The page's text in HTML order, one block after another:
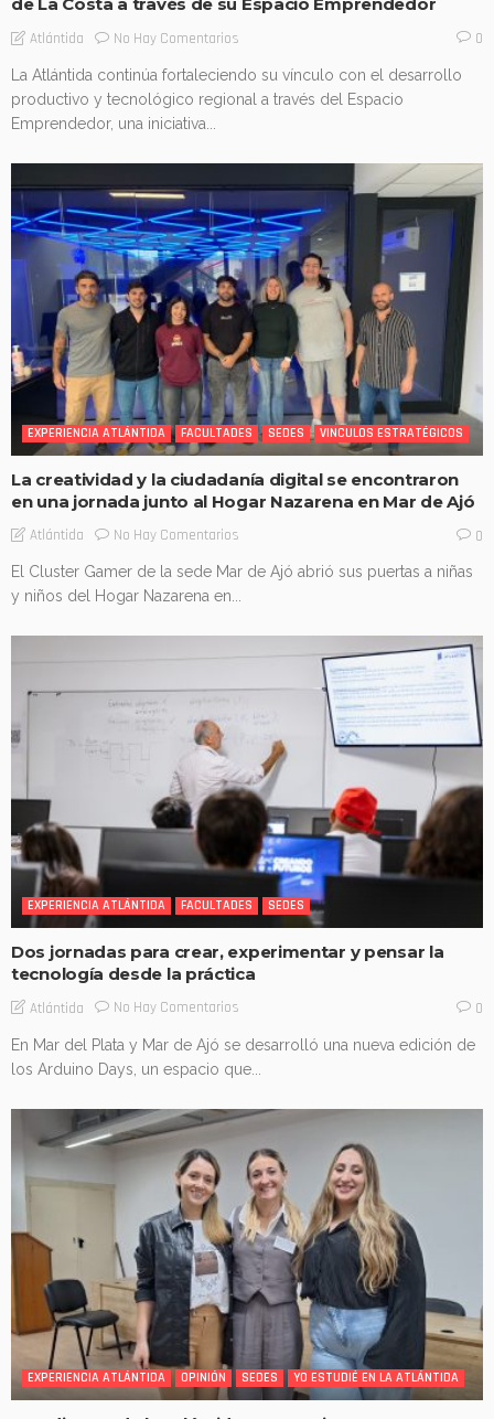
de La Costa a través de su Espacio Emprendedor
Atlántida No Hay Comentarios 0
La Atlántida continúa fortaleciendo su vínculo con el desarrollo
productivo y tecnológico regional a través del Espacio
Emprendedor, una iniciativa...
EXPERIENCIA ATLÁNTIDA FACULTADES SEDES VINCULOS ESTRATÉGICOS
La creatividad y la ciudadanía digital se encontraron
en una jornada junto al Hogar Nazarena en Mar de Ajó
Atlántida No Hay Comentarios 0
El Cluster Gamer de la sede Mar de Ajó abrió sus puertas a niñas
y niños del Hogar Nazarena en...
EXPERIENCIA ATLÁNTIDA FACULTADES SEDES
Dos jornadas para crear, experimentar y pensar la
tecnología desde la práctica
Atlántida No Hay Comentarios 0
En Mar del Plata y Mar de Ajó se desarrolló una nueva edición de
los Arduino Days, un espacio que...
EXPERIENCIA ATLÁNTIDA OPINIÓN SEDES YO ESTUDIÉ EN LA ATLÁNTIDA